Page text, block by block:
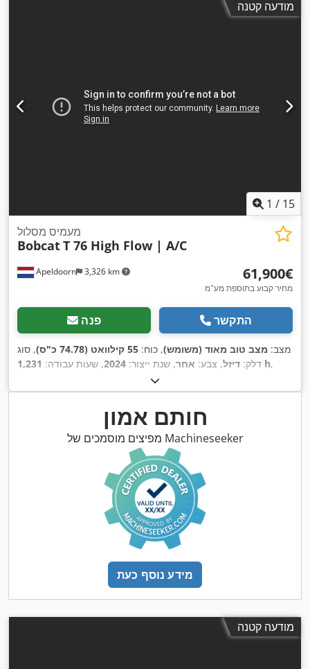
מודעה קטנה
1 / 15
Apeldoorn 3,326 km
מעמיס מסלול
BobcatT 76 High Flow | A/C
‏61,900 ‏€
מחיר קבוע בתוספת מע"מ
פנה התקשר
מצב: מצב טוב מאוד (משומש), כוח: 55 קילוואט (74.78 כ"ס)
, סוג
דלק: דיזל, צבע: אחר, שנת ייצור: 2024, שעות עבודה: 1,231 h,
חותם אמון
מפיצים מוסמכים של Machineseeker
מידע נוסף כעת
מודעה קטנה